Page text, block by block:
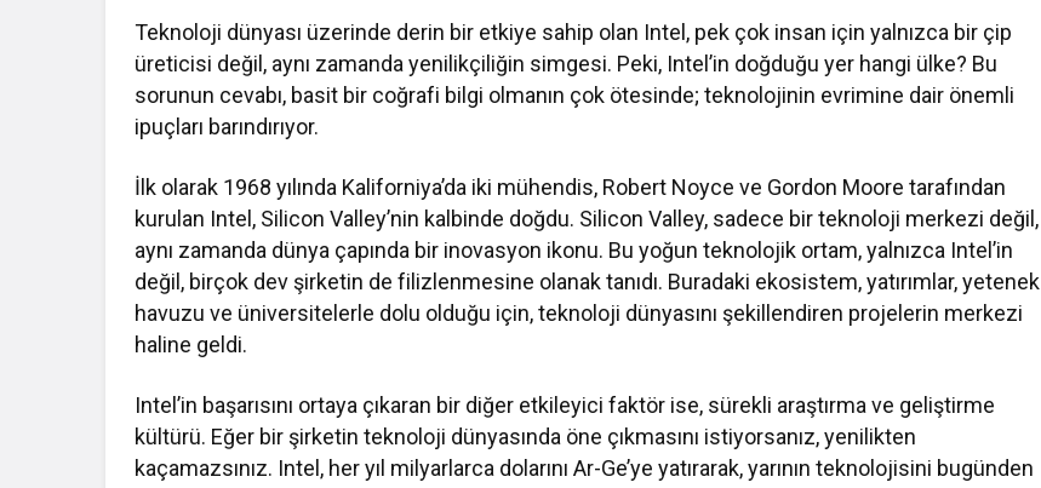
Teknoloji dünyası üzerinde derin bir etkiye sahip olan Intel, pek çok insan için yalnızca bir çip
üreticisi değil, aynı zamanda yenilikçiliğin simgesi. Peki, Intel’in doğduğu yer hangi ülke? Bu
sorunun cevabı, basit bir coğrafi bilgi olmanın çok ötesinde; teknolojinin evrimine dair önemli
ipuçları barındırıyor.
İlk olarak 1968 yılında Kaliforniya’da iki mühendis, Robert Noyce ve Gordon Moore tarafından
kurulan Intel, Silicon Valley’nin kalbinde doğdu. Silicon Valley, sadece bir teknoloji merkezi değil,
aynı zamanda dünya çapında bir inovasyon ikonu. Bu yoğun teknolojik ortam, yalnızca Intel’in
değil, birçok dev şirketin de filizlenmesine olanak tanıdı. Buradaki ekosistem, yatırımlar, yetenek
havuzu ve üniversitelerle dolu olduğu için, teknoloji dünyasını şekillendiren projelerin merkezi
haline geldi.
Intel’in başarısını ortaya çıkaran bir diğer etkileyici faktör ise, sürekli araştırma ve geliştirme
kültürü. Eğer bir şirketin teknoloji dünyasında öne çıkmasını istiyorsanız, yenilikten
kaçamazsınız. Intel, her yıl milyarlarca dolarını Ar-Ge’ye yatırarak, yarının teknolojisini bugünden